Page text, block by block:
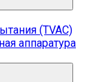
(TVAC)
аппаратура